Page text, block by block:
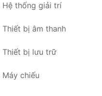
Hệ thống giải trí
Thiết bị âm thanh
Thiết bị lưu trữ
Máy chiếu